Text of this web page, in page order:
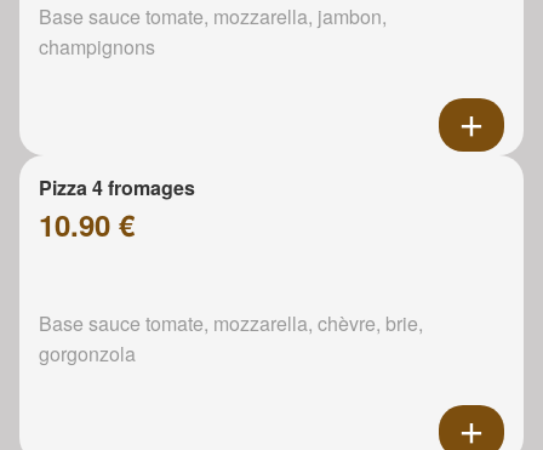
Base sauce tomate, mozzarella, jambon,
champignons
Pizza 4 fromages
10.90 €
Base sauce tomate, mozzarella, chèvre, brie,
gorgonzola